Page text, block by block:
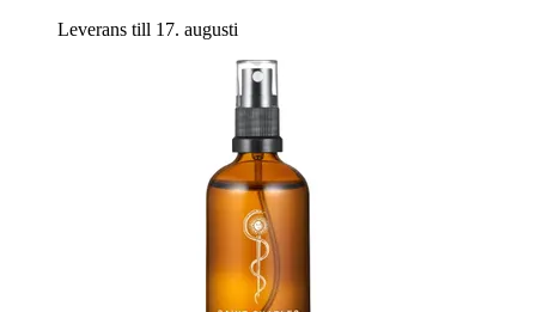
Leverans till 17. augusti